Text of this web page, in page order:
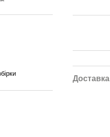
Доставка